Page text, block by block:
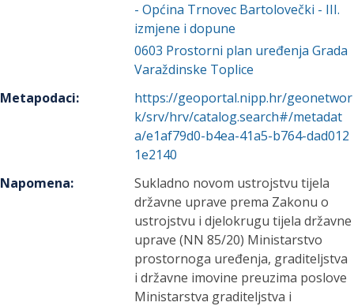
- Općina Trnovec Bartolovečki - III.
izmjene i dopune
0603 Prostorni plan uređenja Grada
Varaždinske Toplice
Metapodaci:
https://geoportal.nipp.hr/geonetwor
k/srv/hrv/catalog.search#/metadat
a/e1af79d0-b4ea-41a5-b764-dad012
1e2140
Napomena:
Sukladno novom ustrojstvu tijela
državne uprave prema Zakonu o
ustrojstvu i djelokrugu tijela državne
uprave (NN 85/20) Ministarstvo
prostornoga uređenja, graditeljstva
i državne imovine preuzima poslove
Ministarstva graditeljstva i